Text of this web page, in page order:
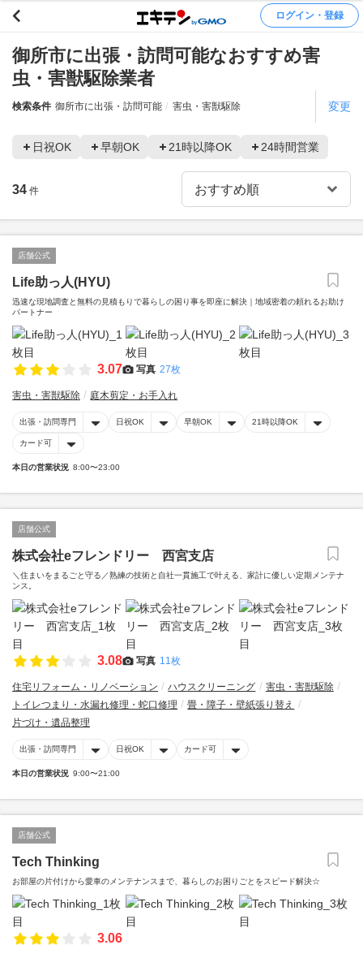
ログイン・登録
御所市に出張・訪問可能なおすすめ害
虫・害獣駆除業者
検索条件 御所市に出張・訪問可能 害虫・害獣駆除 変更
日祝OK 早朝OK 21時以降OK 24時間営業
34 件
店舗公式
Life助っ人(HYU)
迅速な現地調査と無料の見積もりで暮らしの困り事を即座に解決｜地域密着の頼れるお助け
パートナー
3.07 写真 27枚
害虫・害獣駆除 庭木剪定・お手入れ
出張・訪問専門 日祝OK 早朝OK 21時以降OK
カード可
本日の営業状況 8:00〜23:00
店舗公式
株式会社eフレンドリー 西宮支店
＼住まいをまるごと守る／熟練の技術と自社一貫施工で叶える、家計に優しい定期メンテナ
ンス。
3.08 写真 11枚
住宅リフォーム・リノベーション ハウスクリーニング
害虫・害獣駆除
トイレつまり・水漏れ修理・蛇口修理
畳・障子・壁紙張り替え
片づけ・遺品整理
出張・訪問専門 日祝OK カード可
本日の営業状況 9:00〜21:00
店舗公式
Tech Thinking
お部屋の片付けから愛車のメンテナンスまで、暮らしのお困りごとをスピード解決☆
3.06